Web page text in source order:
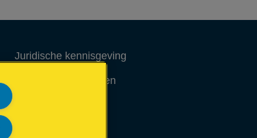
Juridische kennisgeving
Garantievoorwaarden